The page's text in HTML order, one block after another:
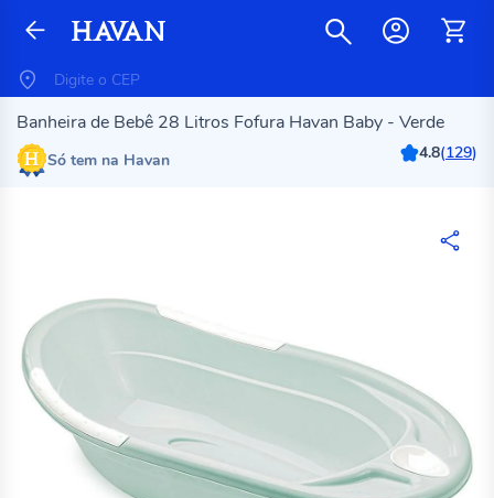
Banheira de Bebê 28 Litros Fofura Havan Baby - Verde
Só tem na Havan 4.8(129)